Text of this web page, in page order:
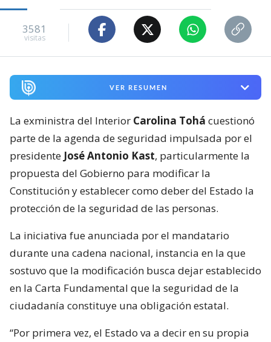
3581
visitas
VER RESUMEN
La exministra del Interior Carolina Tohá cuestionó
parte de la agenda de seguridad impulsada por el
presidente José Antonio Kast, particularmente la
propuesta del Gobierno para modificar la
Constitución y establecer como deber del Estado la
protección de la seguridad de las personas.
La iniciativa fue anunciada por el mandatario
durante una cadena nacional, instancia en la que
sostuvo que la modificación busca dejar establecido
en la Carta Fundamental que la seguridad de la
ciudadanía constituye una obligación estatal.
“Por primera vez, el Estado va a decir en su propia